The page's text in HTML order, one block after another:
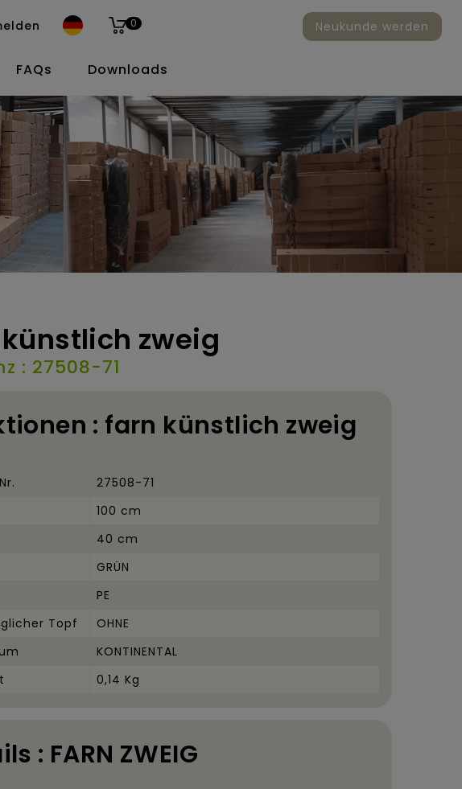
0
FAQs Downloads
Neukunde werden
zweig
: 27508-71
: farn künstlich zweig
27508-71
100 cm
40 cm
GRÜN
PE
Topf
OHNE
KONTINENTAL
0,14 Kg
: FARN ZWEIG